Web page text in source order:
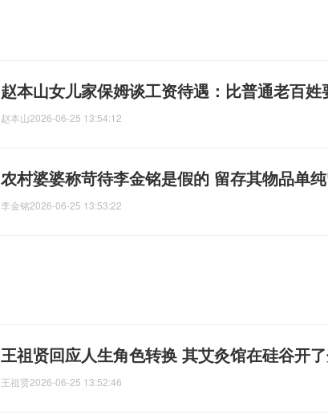
赵本山女儿家保姆谈工资待遇：比普通老百姓
赵本山2026-06-25 13:54:12
农村婆婆称苛待李金铭是假的 留存其物品单
李金铭2026-06-25 13:53:22
王祖贤回应人生角色转换 其艾灸馆在硅谷开
王祖贤2026-06-25 13:52:46